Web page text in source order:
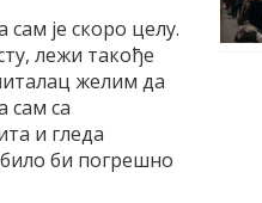
је скоро целу.
лежи такође
желим да
сам са
и гледа
би погрешно